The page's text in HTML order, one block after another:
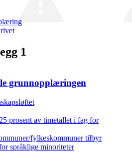
1
grunnopplæringen
prosent av timetallet i fag for
fylkeskommuner tilbyr
språklige minoriteter